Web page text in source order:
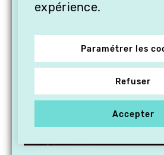
expérience.
Paramétrer les
Refuser
Accepter